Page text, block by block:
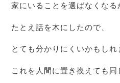
家にいることを選ばなくな
たとえ話を木にしたので、
とても分かりにくいかもしれ
これを人間に置き換えても同